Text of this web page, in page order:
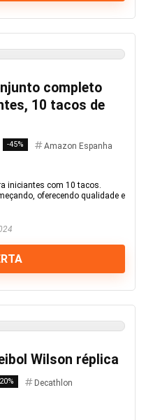
completo
10 tacos de
-45% Amazon Espanha
iniciantes com 10 tacos.
oferecendo qualidade e
Wilson réplica
Decathlon